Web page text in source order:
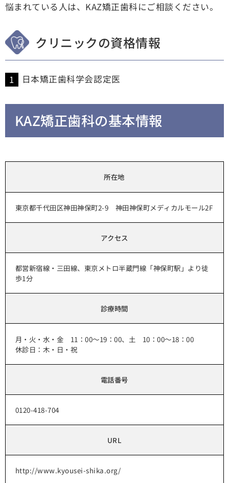
悩まれている人は、KAZ矯正歯科にご相談ください。
クリニックの資格情報
日本矯正歯科学会認定医
KAZ矯正歯科の基本情報
所在地
東京都千代田区神田神保町2-9 神田神保町メディカルモール2F
アクセス
都営新宿線・三田線、東京メトロ半蔵門線「神保町駅」より徒
歩1分
診療時間
月・火・水・金 11：00～19：00、土 10：00～18：00
休診日：木・日・祝
電話番号
0120-418-704
URL
http://www.kyousei-shika.org/